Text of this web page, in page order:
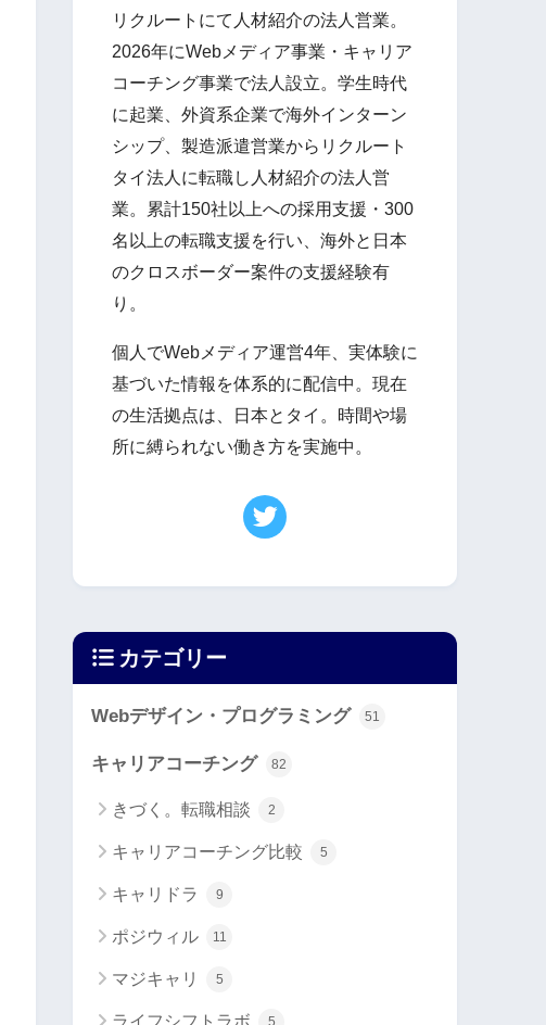
リクルートにて人材紹介の法人営業。
2026年にWebメディア事業・キャリア
コーチング事業で法人設立。学生時代
に起業、外資系企業で海外インターン
シップ、製造派遣営業からリクルート
タイ法人に転職し人材紹介の法人営
業。累計150社以上への採用支援・300
名以上の転職支援を行い、海外と日本
のクロスボーダー案件の支援経験有
り。
個人でWebメディア運営4年、実体験に
基づいた情報を体系的に配信中。現在
の生活拠点は、日本とタイ。時間や場
所に縛られない働き方を実施中。
カテゴリー
Webデザイン・プログラミング 51
キャリアコーチング 82
きづく。転職相談 2
キャリアコーチング比較 5
キャリドラ 9
ポジウィル 11
マジキャリ 5
ライフシフトラボ